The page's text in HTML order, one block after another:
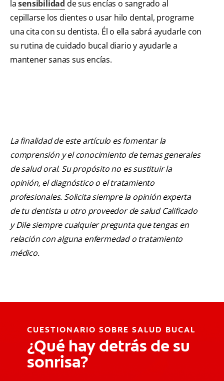
lasensibilidad de sus encías o sangrado al
cepillarse los dientes o usar hilo dental, programe
una cita con su dentista. Él o ella sabrá ayudarle con
su rutina de cuidado bucal diario y ayudarle a
mantener sanas sus encías.
La finalidad de este artículo es fomentar la
comprensión y el conocimiento de temas generales
de salud oral. Su propósito no es sustituir la
opinión, el diagnóstico o el tratamiento
profesionales. Solicita siempre la opinión experta
de tu dentista u otro proveedor de salud Calificado
y Dile siempre cualquier pregunta que tengas en
relación con alguna enfermedad o tratamiento
médico.
CUESTIONARIO SOBRE SALUD BUCAL
¿Qué hay detrás de su
sonrisa?